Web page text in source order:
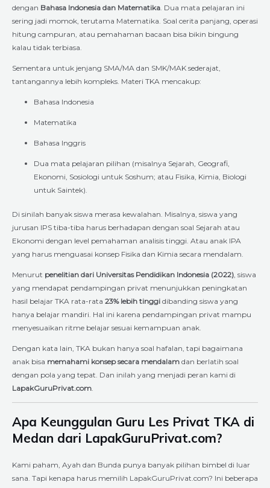
dengan Bahasa Indonesia dan Matematika . Dua mata pelajaran ini
sering jadi momok, terutama Matematika. Soal cerita panjang, operasi
hitung campuran, atau pemahaman bacaan bisa bikin bingung
kalau tidak terbiasa.
Sementara untuk jenjang SMA/MA dan SMK/MAK sederajat,
tantangannya lebih kompleks. Materi TKA mencakup:
Bahasa Indonesia
Matematika
Bahasa Inggris
Dua mata pelajaran pilihan (misalnya Sejarah, Geografi,
Ekonomi, Sosiologi untuk Soshum; atau Fisika, Kimia, Biologi
untuk Saintek).
Di sinilah banyak siswa merasa kewalahan. Misalnya, siswa yang
jurusan IPS tiba-tiba harus berhadapan dengan soal Sejarah atau
Ekonomi dengan level pemahaman analisis tinggi. Atau anak IPA
yang harus menguasai konsep Fisika dan Kimia secara mendalam.
Menurut penelitian dari Universitas Pendidikan Indonesia (2022) , siswa
yang mendapat pendampingan privat menunjukkan peningkatan
hasil belajar TKA rata-rata 23% lebih tinggi dibanding siswa yang
hanya belajar mandiri. Hal ini karena pendampingan privat mampu
menyesuaikan ritme belajar sesuai kemampuan anak.
Dengan kata lain, TKA bukan hanya soal hafalan, tapi bagaimana
anak bisa memahami konsep secara mendalam dan berlatih soal
dengan pola yang tepat. Dan inilah yang menjadi peran kami di
LapakGuruPrivat.com
Apa Keunggulan Guru Les Privat TKA di
Medan dari LapakGuruPrivat.com?
Kami paham, Ayah dan Bunda punya banyak pilihan bimbel di luar
sana. Tapi kenapa harus memilih LapakGuruPrivat.com? Ini beberapa